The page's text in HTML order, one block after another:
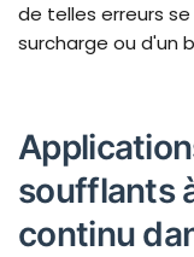
de telles erreurs
surcharge ou d'un
soufflants
continu